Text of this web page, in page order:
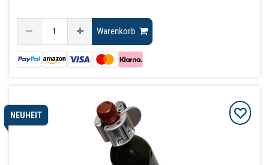
Warenkorb
NEUHEIT